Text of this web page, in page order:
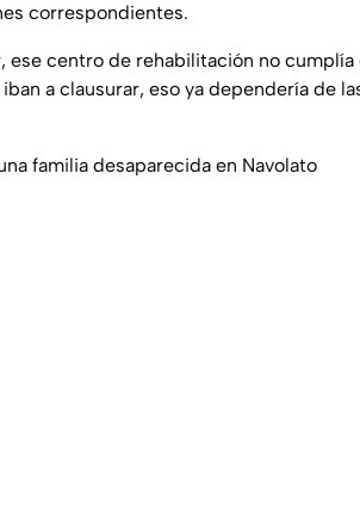
correspondientes.
ese centro de rehabilitación no cumplía
a clausurar, eso ya dependería de
familia desaparecida en Navolato